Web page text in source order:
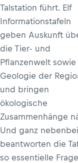
Talstation führt. Elf
Informationstafeln
geben Auskunft
die Tier- und
Pflanzenwelt
Geologie der
und bringen
ökologische
Zusammenhänge
Und ganz nebenbei
beantworten die
so essentielle